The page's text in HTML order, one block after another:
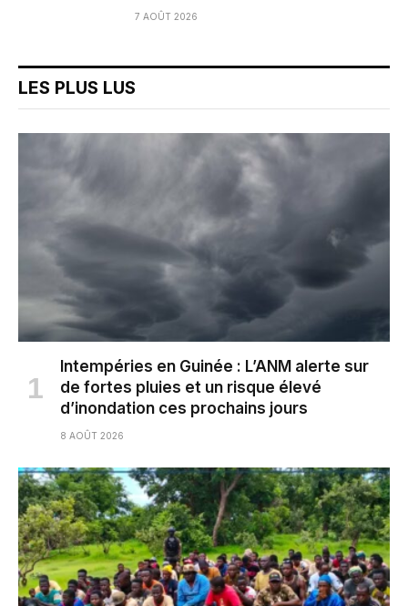
7 AOÛT 2026
LES PLUS LUS
Intempéries en Guinée : L’ANM alerte sur
de fortes pluies et un risque élevé
d’inondation ces prochains jours
8 AOÛT 2026